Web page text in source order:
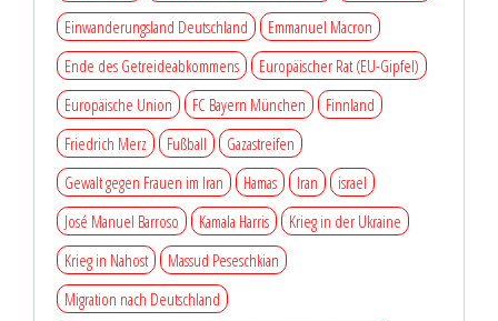
Einwanderungsland Deutschland
Emmanuel Macron
Ende des Getreideabkommens
Europäischer Rat (EU-Gipfel)
Europäische Union
FC Bayern München
Finnland
Friedrich Merz
Fußball
Gazastreifen
Gewalt gegen Frauen im Iran
Hamas Iran
israel
José Manuel Barroso
Kamala Harris
Krieg in der Ukraine
Krieg in Nahost
Massud Peseschkian
Migration nach Deutschland